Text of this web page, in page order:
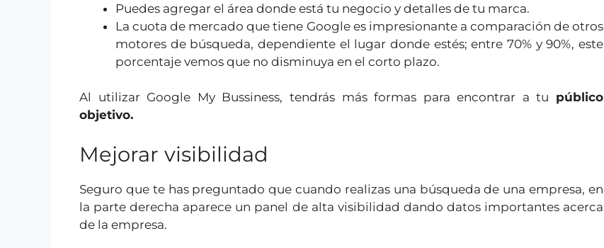
Puedes agregar el área donde está tu negocio y detalles de tu marca.
La cuota de mercado que tiene Google es impresionante a comparación de otros
motores de búsqueda, dependiente el lugar donde estés; entre 70% y 90%, este
porcentaje vemos que no disminuya en el corto plazo.
Al utilizar Google My Bussiness, tendrás más formas para encontrar a tu público
objetivo.
Mejorar visibilidad
Seguro que te has preguntado que cuando realizas una búsqueda de una empresa, en
la parte derecha aparece un panel de alta visibilidad dando datos importantes acerca
de la empresa.